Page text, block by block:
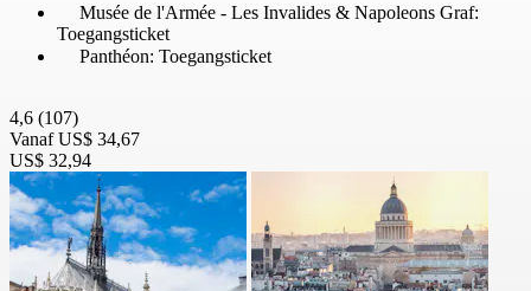
Musée de l'Armée - Les Invalides & Napoleons Graf:
Toegangsticket
Panthéon: Toegangsticket
4,6 (107)
Vanaf US$ 34,67
US$ 32,94